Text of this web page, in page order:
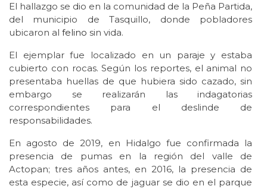
El hallazgo se dio en la comunidad de la Peña Partida,
del municipio de Tasquillo, donde pobladores
ubicaron al felino sin vida.
El ejemplar fue localizado en un paraje y estaba
cubierto con rocas. Según los reportes, el animal no
presentaba huellas de que hubiera sido cazado, sin
embargo se realizarán las indagatorias
correspondientes para el deslinde de
responsabilidades.
En agosto de 2019, en Hidalgo fue confirmada la
presencia de pumas en la región del valle de
Actopan; tres años antes, en 2016, la presencia de
esta especie, así como de jaguar se dio en el parque